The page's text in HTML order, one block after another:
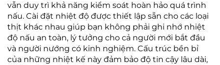
vẫn duy trì khả năng kiểm soát hoàn hảo quá trình
nấu. Cài đặt nhiệt độ được thiết lập sẵn cho các loại
thịt khác nhau giúp bạn không phải ghi nhớ nhiệt
độ nấu an toàn, lý tưởng cho cả người mới bắt đầu
và người nướng có kinh nghiệm. Cấu trúc bền bỉ
của những nhiệt kế này đảm bảo độ tin cậy lâu dài,